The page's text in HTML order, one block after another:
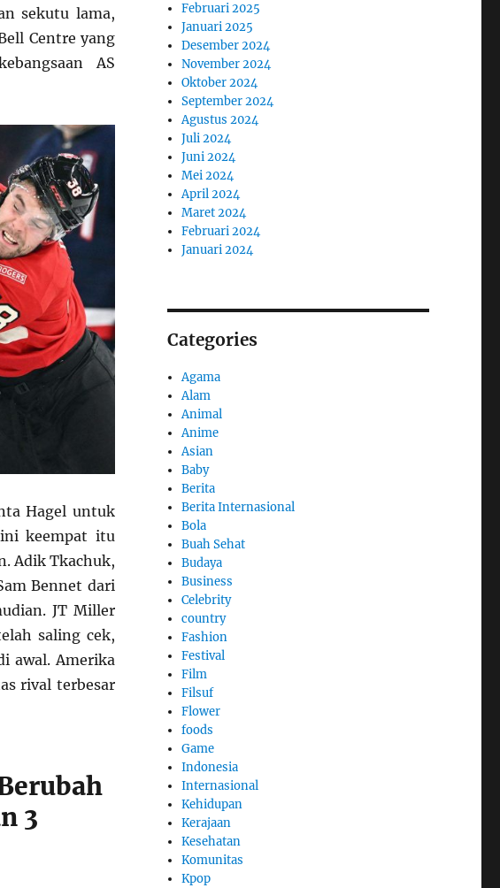
sekutu lama,
Centre yang
AS
Hagel untuk
keempat itu
Adik Tkachuk,
Bennet dari
JT Miller
saling cek,
awal. Amerika
rival terbesar
3
Februari 2025
Januari 2025
Desember 2024
November 2024
Oktober 2024
September 2024
Agustus 2024
Juli 2024
Juni 2024
Mei 2024
April 2024
Maret 2024
Februari 2024
Januari 2024
Categories
Agama
Alam
Animal
Anime
Asian
Baby
Berita
Berita Internasional
Bola
Buah Sehat
Budaya
Business
Celebrity
country
Fashion
Festival
Film
Filsuf
Flower
foods
Game
Indonesia
Internasional
Kehidupan
Kerajaan
Kesehatan
Komunitas
Kpop